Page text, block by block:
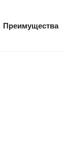
Преимущества